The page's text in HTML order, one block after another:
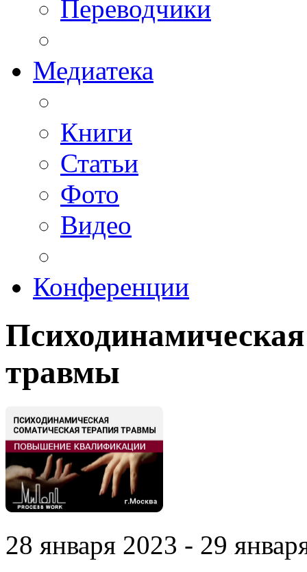
Переводчики
Медиатека
Книги
Статьи
Фото
Видео
Конференции
травмы
28 января 2023 - 29